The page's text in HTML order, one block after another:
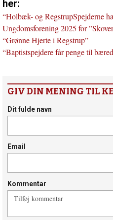
her:
“Holbæk- og RegstrupSpejderne
Ungdomsforening 2025 for
“Grønne Hjerte i Regstrup”
“Baptistspejdere får penge til
GIV DIN MENING TIL
Dit fulde navn
Email
Kommentar